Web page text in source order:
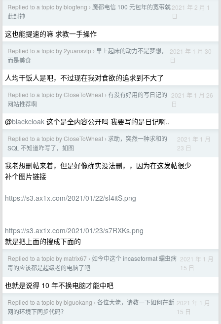
Replied to a topic by blogfeng › 魔都电信 100 元包年的宽带就
此封神
2021 年 2 月 1
日
这也能提速的嘛 求教一手操作
Replied to a topic by 2yuansvip › 早上起床的动力不是梦想，
而是美食
2021 年 1 月 30
日
人均干饭人是吧，不过现在我对食欲的追求到不大了
Replied to a topic by CloseToWheat › 有没有好用的写日记的
网站推荐啊
2021 年 1 月 26
日
@blackcloak 这个是全内容公开吗 我要写的是日记啊..
Replied to a topic by CloseToWheat › 求助，突然一种求和的
SQL 不知道咋写了，如图
2021 年 1 月
23 日
我老想删帖来着，但是好像确实没法删，，因为在这发帖很少
补个图片链接
https://s3.ax1x.com/2021/01/22/sI4itS.png
https://s3.ax1x.com/2021/01/23/s7RXKs.png
就是把上面的搜成下面的
Replied to a topic by matrix67 › 如今中这个 incaseformat 蠕虫病
毒的应该都是超级老的电脑了吧
2021 年 1 月
15 日
也就是说得 10 年不换电脑才能中吧
Replied to a topic by biguokang › 各位大佬，请教一下如何在断
网的环境下同步代码？
2021 年 1 月
15 日